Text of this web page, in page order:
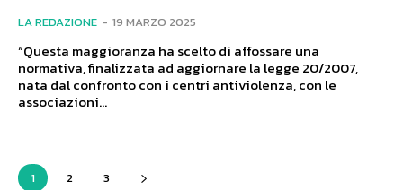
LA REDAZIONE - 19 MARZO 2025
“Questa maggioranza ha scelto di affossare una
normativa, finalizzata ad aggiornare la legge 20/2007,
nata dal confronto con i centri antiviolenza, con le
associazioni...
1 2 3